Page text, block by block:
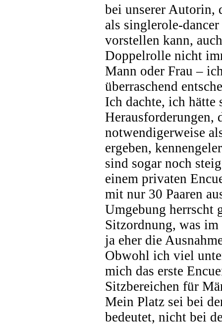
bei unserer Autorin,
als singlerole-
vorstellen kann,
Doppelrolle nicht
Mann oder Frau –
überraschend
Ich dachte, ich hätte
Herausforderungen,
notwendigerweise
ergeben,
sind sogar noch
einem privaten
mit nur 30 Paaren
Umgebung herrscht
Sitzordnung, was
ja eher die
Obwohl ich viel
mich das erste
Sitzbereichen für
Mein Platz sei bei
bedeutet, nicht bei